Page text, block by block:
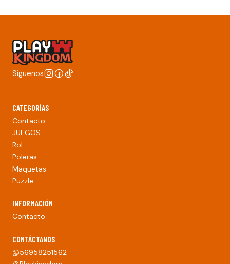
Síguenos
CATEGORÍAS
Contacto
JUEGOS
Rol
Poleras
Maquetas
Puzzle
INFORMACIÓN
Contacto
CONTÁCTANOS
56958251562